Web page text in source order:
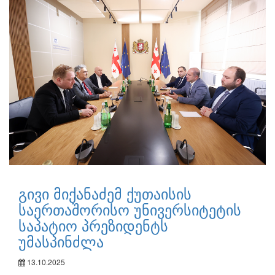
გივი მიქანაძემ ქუთაისის
საერთაშორისო უნივერსიტეტის
საპატიო პრეზიდენტს
უმასპინძლა
13.10.2025